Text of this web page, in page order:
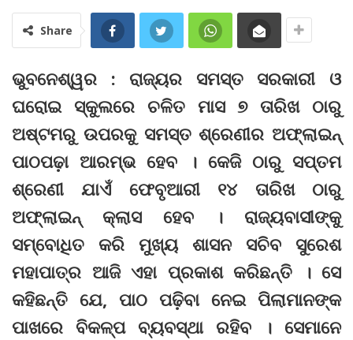
Share
ଭୁବନେଶ୍ୱର : ରାଜ୍ୟର ସମସ୍ତ ସରକାରୀ ଓ
ଘରୋଇ ସ୍କୁଲରେ ଚଳିତ ମାସ ୭ ତାରିଖ ଠାରୁ
ଅଷ୍ଟମରୁ ଉପରକୁ ସମସ୍ତ ଶ୍ରେଣୀର ଅଫ୍‌ଲାଇନ୍‌
ପାଠପଢ଼ା ଆରମ୍ଭ ହେବ । କେଜି ଠାରୁ ସପ୍ତମ
ଶ୍ରେଣୀ ଯାଏଁ ଫେବୃଆରୀ ୧୪ ତାରିଖ ଠାରୁ
ଅଫ୍‌ଲାଇନ୍‌ କ୍ଲାସ ହେବ । ରାଜ୍ୟବାସୀଙ୍କୁ
ସମ୍ବୋଧିତ କରି ମୁଖ୍ୟ ଶାସନ ସଚିବ ସୁରେଶ
ମହାପାତ୍ର ଆଜି ଏହା ପ୍ରକାଶ କରିଛନ୍ତି । ସେ
କହିଛନ୍ତି ଯେ, ପାଠ ପଢ଼ିବା ନେଇ ପିଲାମାନଙ୍କ
ପାଖରେ ବିକଳ୍ପ ବ୍ୟବସ୍ଥା ରହିବ । ସେମାନେ